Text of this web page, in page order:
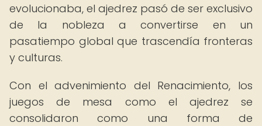
evolucionaba, el ajedrez pasó de ser exclusivo
de la nobleza a convertirse en un
pasatiempo global que trascendía fronteras
y culturas.
Con el advenimiento del Renacimiento, los
juegos de mesa como el ajedrez se
consolidaron como una forma de